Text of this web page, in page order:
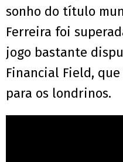
sonho do título
Ferreira foi
jogo bastante
Financial Field,
para os londrinos.